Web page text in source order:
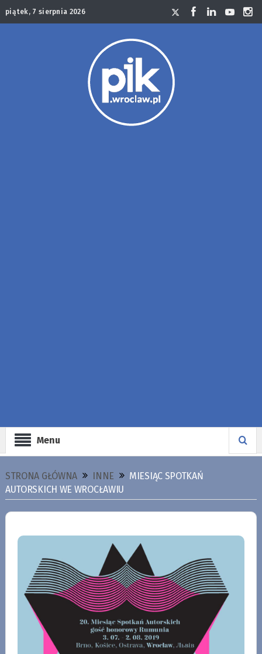
piątek, 7 sierpnia 2026
Menu
STRONA GŁÓWNA INNE
MIESIĄC SPOTKAŃ
AUTORSKICH WE WROCŁAWIU